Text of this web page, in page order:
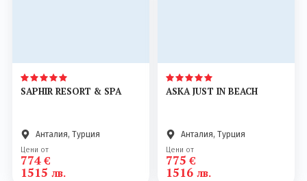
SAPHIR RESORT & SPA
Анталия, Турция
Цени от
774 €
1515 лв.
ASKA JUST IN BEACH
Анталия, Турция
Цени от
775 €
1516 лв.